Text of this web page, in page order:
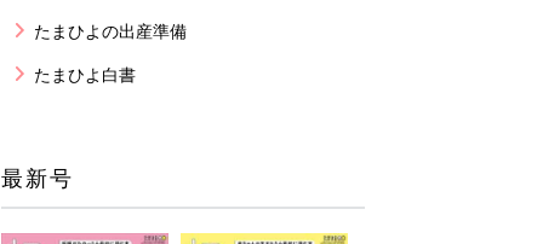
たまひよの出産準備
たまひよ白書
最新号